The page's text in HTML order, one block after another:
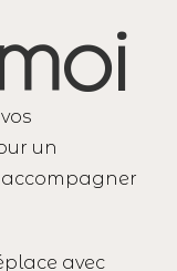
un
accompagner
avec